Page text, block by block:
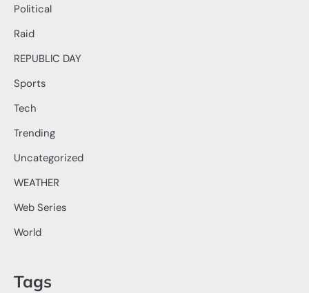
Political
Raid
REPUBLIC DAY
Sports
Tech
Trending
Uncategorized
WEATHER
Web Series
World
Tags